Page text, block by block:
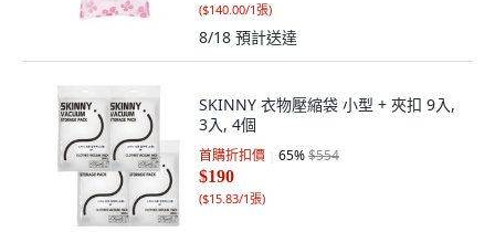
($140.00/1張)
8/18 預計送達
SKINNY 衣物壓縮袋 小型 + 夾扣 9入,
3入, 4個
首購折扣價 65%$554
$190
($15.83/1張)